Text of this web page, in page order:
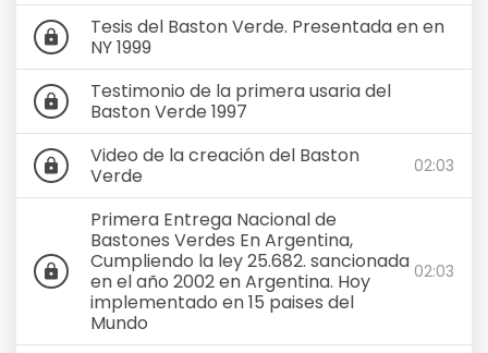
lock
Tesis del Baston Verde. Presentada en en
NY 1999
lock
Testimonio de la primera usaria del
Baston Verde 1997
lock
Video de la creación del Baston
Verde
02:03
lock
Primera Entrega Nacional de
Bastones Verdes En Argentina,
Cumpliendo la ley 25.682. sancionada
en el año 2002 en Argentina. Hoy
implementado en 15 paises del
Mundo
02:03